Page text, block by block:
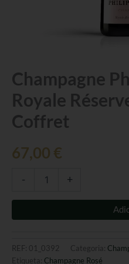
Champagne
Royale
Coffret
67,00 €
-
Quantidade
de
Champagne
Philipponnat
Royale
-
Coffret
+
REF: 01_0392 Categoria:
Etiqueta: Champagne Rosé